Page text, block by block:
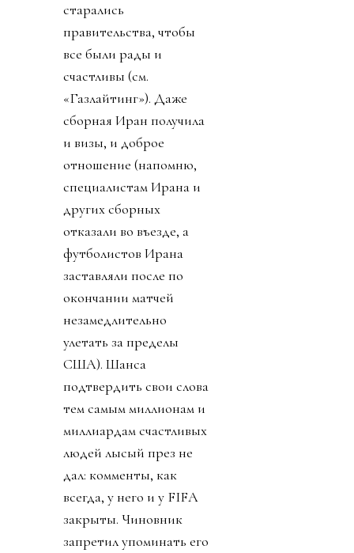
старались
правительства, чтобы
все были рады и
счастливы (см.
«Газлайтинг»). Даже
сборная Иран получила
и визы, и доброе
отношение (напомню,
специалистам Ирана и
других сборных
отказали во въезде, а
футболистов Ирана
заставляли после по
окончании матчей
незамедлительно
улетать за пределы
США). Шанса
подтвердить свои слова
тем самым миллионам и
миллиардам счастливых
людей лысый през не
дал: комменты, как
всегда, у него и у FIFA
закрыты. Чиновник
запретил упоминать его